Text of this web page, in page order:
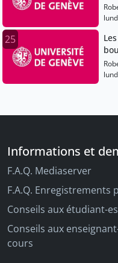
25
Informations et
F.A.Q. Mediaserver
F.A.Q. Enregistrements
Conseils aux étudiant-
Conseils aux
cours